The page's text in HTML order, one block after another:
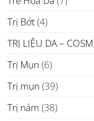
Trị Bớt(4)
TRỊ LIỆU DA –
Trị Mụn (6)
Trị mụn (39)
Trị nám (38)